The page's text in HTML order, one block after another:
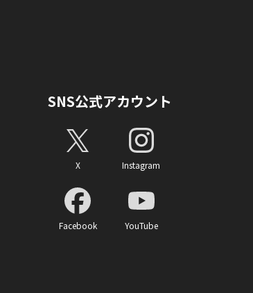
SNS公式アカウント
X Instagram
Facebook YouTube